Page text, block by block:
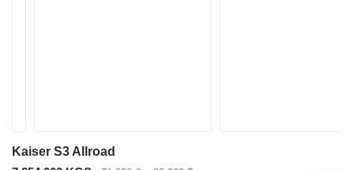
Kaiser S3 Allroad